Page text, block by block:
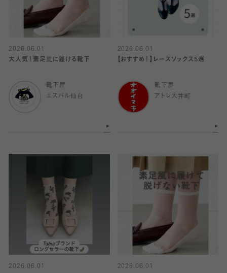
2026.06.01
大人気！素足風に履ける靴下
靴下屋
エスパル仙台
2026.06.01
【おすすめ！】レースソックス5選
靴下屋
アトレ大井町
2026.06.01
2026.06.01